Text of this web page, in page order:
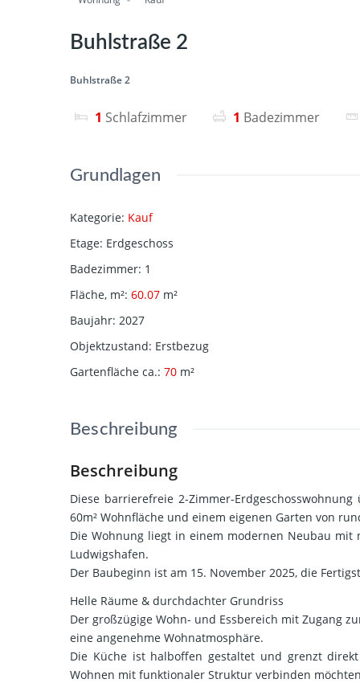
Buhlstraße 2
Buhlstraße 2
1 Schlafzimmer 1 Badezimmer
Grundlagen
Kategorie: Kauf
Etage: Erdgeschoss
Badezimmer: 1
Fläche, m²: 60.07 m²
Baujahr: 2027
Objektzustand: Erstbezug
Gartenfläche ca.: 70 m²
Beschreibung
Beschreibung
Diese barrierefreie 2-Zimmer-
60m² Wohnfläche und einem eigenen Garten von
Die Wohnung liegt in einem modernen Neubau
Ludwigshafen.
Der Baubeginn ist am 15. November 2025, die
Helle Räume & durchdachter Grundriss
Der großzügige Wohn- und Essbereich mit Zugang
eine angenehme Wohnatmosphäre.
Die Küche ist halboffen gestaltet und grenzt
Wohnen mit funktionaler Struktur verbinden